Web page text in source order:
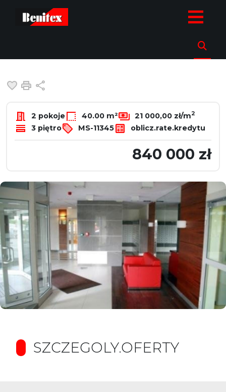
strona.glowna Oferty Warszawa
Dodaj do ulubionych
Drukuj
2 pokoje 40.00 m² 21 000,00 zł/m2
3 piętro MS-11345 oblicz.rate.kredytu
840 000 zł
SZCZEGOLY.OFERTY